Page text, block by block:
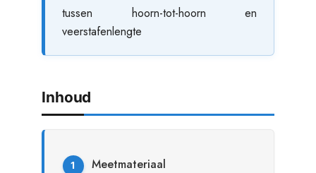
tussen hoorn-tot-hoorn en
veerstafenlengte
Inhoud
Meetmateriaal